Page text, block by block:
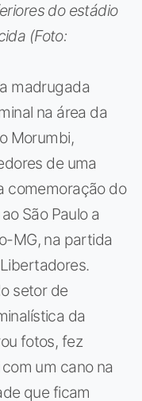
do estádio
(Foto:
madrugada
na área da
Morumbi,
de uma
comemoração do
São Paulo a
MG, na partida
setor de
da
fotos, fez
um cano na
que ficam